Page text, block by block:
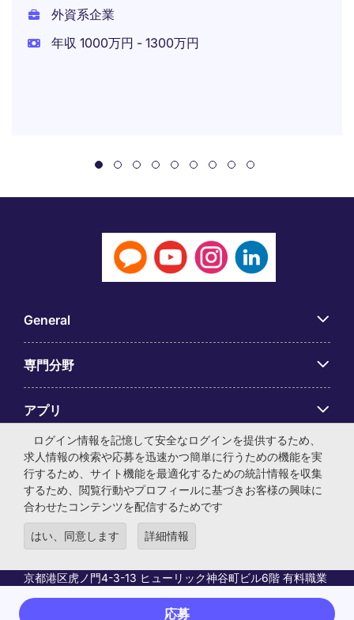
応募
外資系企業
年収 1000万円 - 1300万円
General
専門分野
アプリ
Employer Centre
© マイケル・ペイジ・インターナショナル・ジャパン株式会
京都港区虎ノ門4-3-13 ヒューリック神谷町ビル6階 有料職業
紹介事業許可番号：13-ユ-040405 ／ 労働者派遣事業許可番
ログイン情報を記憶して安全なログインを提供するため、
求人情報の検索や応募を迅速かつ簡単に行うための機能を実
行するため、サイト機能を最適化するための統計情報を収集
するため、閲覧行動やプロフィールに基づきお客様の興味に
合わせたコンテンツを配信するためです
はい、同意します 詳細情報